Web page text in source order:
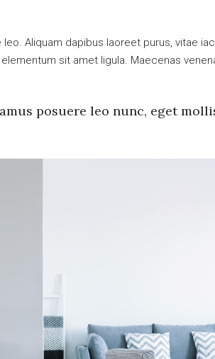
Aliquam dapibus laoreet purus, vitae
sit amet ligula. Maecenas
posuere leo nunc, eget